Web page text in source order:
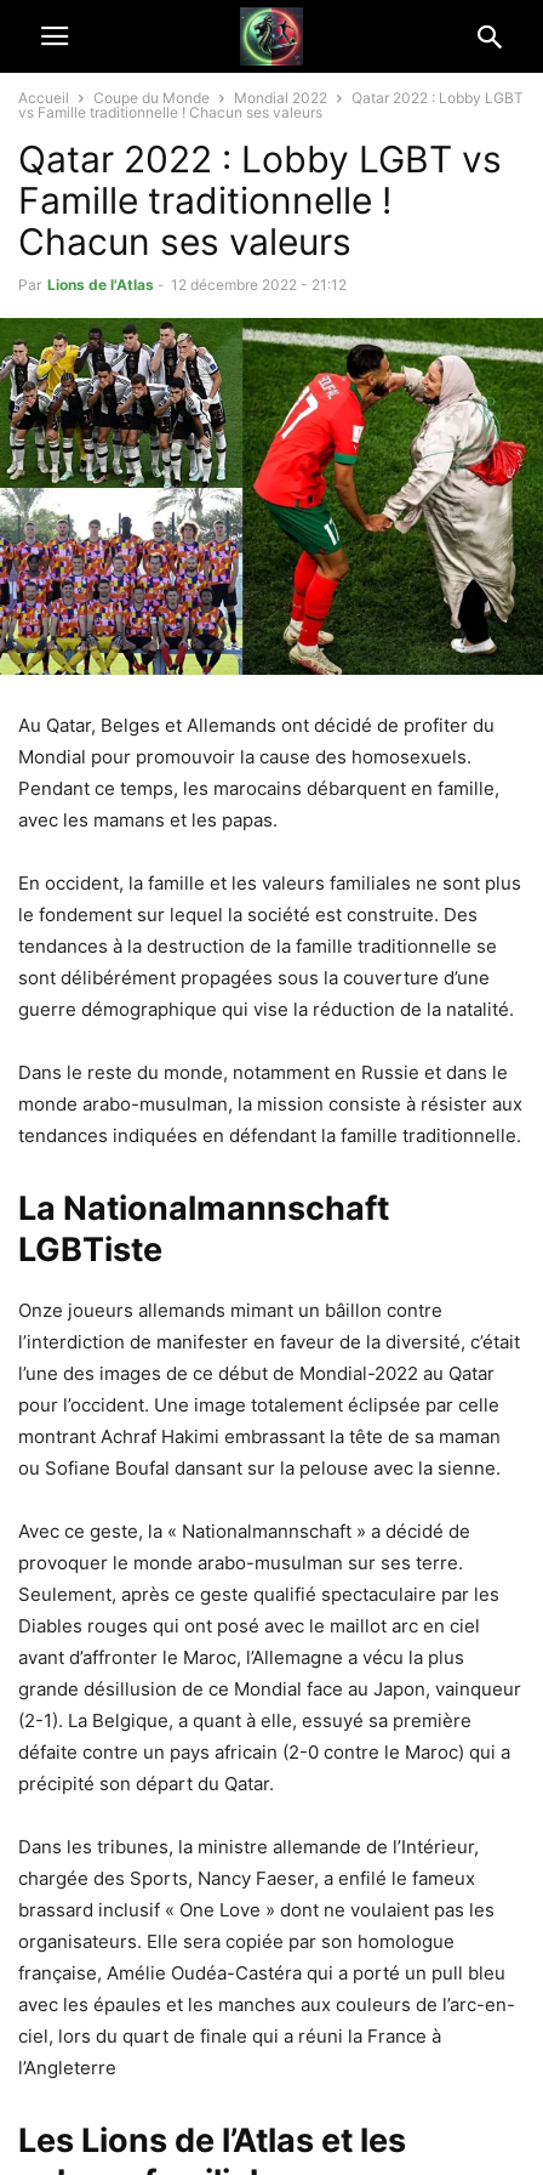
Accueil Coupe du Monde Mondial 2022
Qatar 2022 : Lobby LGBT
vs Famille traditionnelle ! Chacun ses valeurs
Qatar 2022 : Lobby LGBT vs
Famille traditionnelle !
Chacun ses valeurs
Par Lions de l'Atlas - 12 décembre 2022 - 21:12
Au Qatar, Belges et Allemands ont décidé de profiter du
Mondial pour promouvoir la cause des homosexuels.
Pendant ce temps, les marocains débarquent en famille,
avec les mamans et les papas.
En occident, la famille et les valeurs familiales ne sont plus
le fondement sur lequel la société est construite. Des
tendances à la destruction de la famille traditionnelle se
sont délibérément propagées sous la couverture d’une
guerre démographique qui vise la réduction de la natalité.
Dans le reste du monde, notamment en Russie et dans le
monde arabo-musulman, la mission consiste à résister aux
tendances indiquées en défendant la famille traditionnelle.
La Nationalmannschaft
LGBTiste
Onze joueurs allemands mimant un bâillon contre
l’interdiction de manifester en faveur de la diversité, c’était
l’une des images de ce début de Mondial-2022 au Qatar
pour l’occident. Une image totalement éclipsée par celle
montrant Achraf Hakimi embrassant la tête de sa maman
ou Sofiane Boufal dansant sur la pelouse avec la sienne.
Avec ce geste, la « Nationalmannschaft » a décidé de
provoquer le monde arabo-musulman sur ses terre.
Seulement, après ce geste qualifié spectaculaire par les
Diables rouges qui ont posé avec le maillot arc en ciel
avant d’affronter le Maroc, l’Allemagne a vécu la plus
grande désillusion de ce Mondial face au Japon, vainqueur
(2-1). La Belgique, a quant à elle, essuyé sa première
défaite contre un pays africain (2-0 contre le Maroc) qui a
précipité son départ du Qatar.
Dans les tribunes, la ministre allemande de l’Intérieur,
chargée des Sports, Nancy Faeser, a enfilé le fameux
brassard inclusif « One Love » dont ne voulaient pas les
organisateurs. Elle sera copiée par son homologue
française, Amélie Oudéa-Castéra qui a porté un pull bleu
avec les épaules et les manches aux couleurs de l’arc-en-
ciel, lors du quart de finale qui a réuni la France à
l’Angleterre
Les Lions de l’Atlas et les